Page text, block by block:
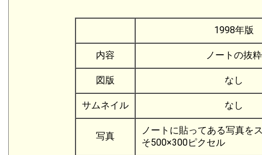
1998年版
内容 ノートの抜粋
図版 なし
サムネイル なし
写真
ノートに貼ってある写真を
そ500×300ピクセル